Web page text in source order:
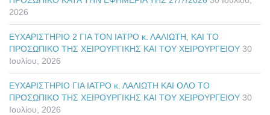
2026
ΕΥΧΑΡΙΣΤΗΡΙΟ 2 ΓΙΑ ΤΟΝ ΙΑΤΡΟ κ. ΛΑΛΙΩΤΗ, ΚΑΙ ΤΟ
ΠΡΟΣΩΠΙΚΟ ΤΗΣ ΧΕΙΡΟΥΡΓΙΚΗΣ ΚΑΙ ΤΟΥ ΧΕΙΡΟΥΡΓΕΙΟΥ 30
Ιουλίου, 2026
ΕΥΧΑΡΙΣΤΗΡΙΟ ΓΙΑ ΙΑΤΡΟ κ. ΛΑΛΙΩΤΗ ΚΑΙ ΟΛΟ ΤΟ
ΠΡΟΣΩΠΙΚΟ ΤΗΣ ΧΕΙΡΟΥΡΓΙΚΗΣ ΚΑΙ ΤΟΥ ΧΕΙΡΟΥΡΓΕΙΟΥ 30
Ιουλίου, 2026